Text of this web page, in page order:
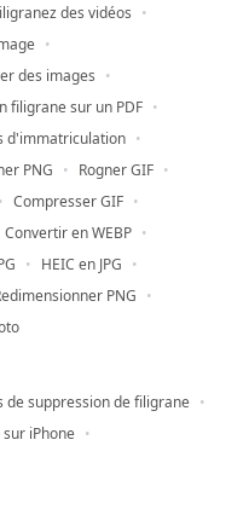
des vidéos
des images
filigrane sur un PDF
d'immatriculation
PNG
Rogner GIF
Compresser GIF
Convertir en WEBP
HEIC en JPG
PNG
de suppression de filigrane
iPhone